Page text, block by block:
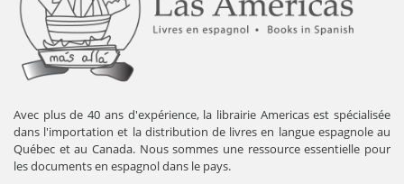
Avec plus de 40 ans d'expérience, la librairie Americas est spécialisée
dans l'importation et la distribution de livres en langue espagnole au
Québec et au Canada. Nous sommes une ressource essentielle pour
les documents en espagnol dans le pays.